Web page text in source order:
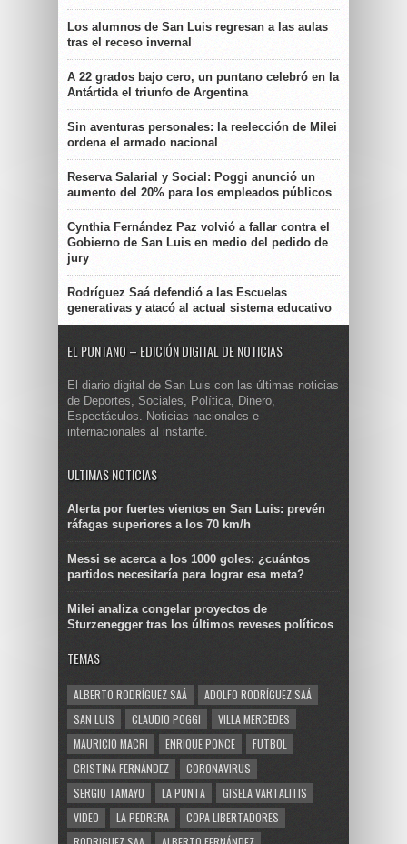
Los alumnos de San Luis regresan a las aulas
tras el receso invernal
A 22 grados bajo cero, un puntano celebró en la
Antártida el triunfo de Argentina
Sin aventuras personales: la reelección de Milei
ordena el armado nacional
Reserva Salarial y Social: Poggi anunció un
aumento del 20% para los empleados públicos
Cynthia Fernández Paz volvió a fallar contra el
Gobierno de San Luis en medio del pedido de
jury
Rodríguez Saá defendió a las Escuelas
generativas y atacó al actual sistema educativo
EL PUNTANO – EDICIÓN DIGITAL DE NOTICIAS
El diario digital de San Luis con las últimas noticias
de Deportes, Sociales, Política, Dinero,
Espectáculos. Noticias nacionales e
internacionales al instante.
ULTIMAS NOTICIAS
Alerta por fuertes vientos en San Luis: prevén
ráfagas superiores a los 70 km/h
Messi se acerca a los 1000 goles: ¿cuántos
partidos necesitaría para lograr esa meta?
Milei analiza congelar proyectos de
Sturzenegger tras los últimos reveses políticos
TEMAS
ALBERTO RODRÍGUEZ SAÁ
ADOLFO RODRÍGUEZ SAÁ
SAN LUIS
CLAUDIO POGGI
VILLA MERCEDES
MAURICIO MACRI
ENRIQUE PONCE
FUTBOL
CRISTINA FERNÁNDEZ
CORONAVIRUS
SERGIO TAMAYO
LA PUNTA
GISELA VARTALITIS
VIDEO
LA PEDRERA
COPA LIBERTADORES